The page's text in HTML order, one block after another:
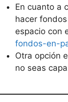
En cuanto a
hacer
espacio con
fondos-en-
Otra opción
no seas